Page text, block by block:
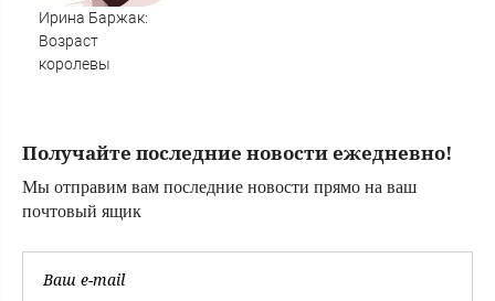
(The i Paper ,
Великобритания)
Ирина Баржак:
Возраст
королевы
Получайте последние новости ежедневно!
Мы отправим вам последние новости прямо на ваш
почтовый ящик